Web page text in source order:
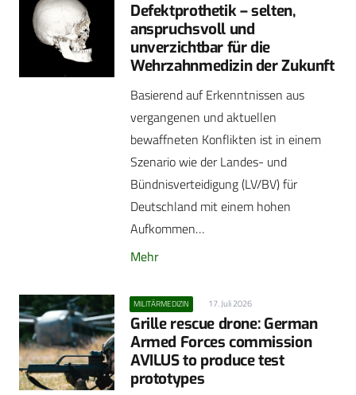
Defektprothetik – selten,
anspruchsvoll und
unverzichtbar für die
Wehrzahnmedizin der Zukunft
Basierend auf Erkenntnissen aus
vergangenen und aktuellen
bewaffneten Konflikten ist in einem
Szenario wie der Landes- und
Bündnisverteidigung (LV/BV) für
Deutschland mit einem hohen
Aufkommen…
Mehr
MILITÄRMEDIZIN 17. Juli 2026
Grille rescue drone: German
Armed Forces commission
AVILUS to produce test
prototypes